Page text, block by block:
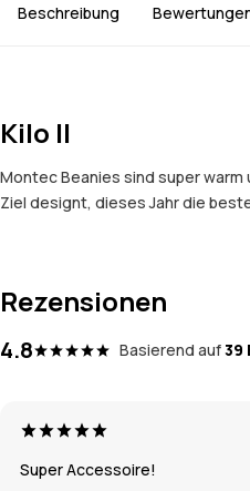
Beschreibung
Kilo II
Montec Beanies sind super
Ziel designt, dieses Jahr die
Rezensionen
4.8 Basierend auf39
Super Accessoire!